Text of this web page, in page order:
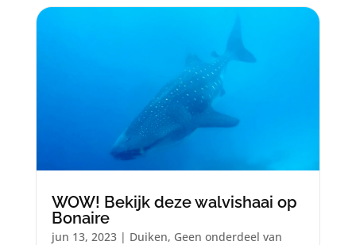
WOW! Bekijk deze walvishaai op
Bonaire
jun 13, 2023| Duiken, Geen onderdeel van